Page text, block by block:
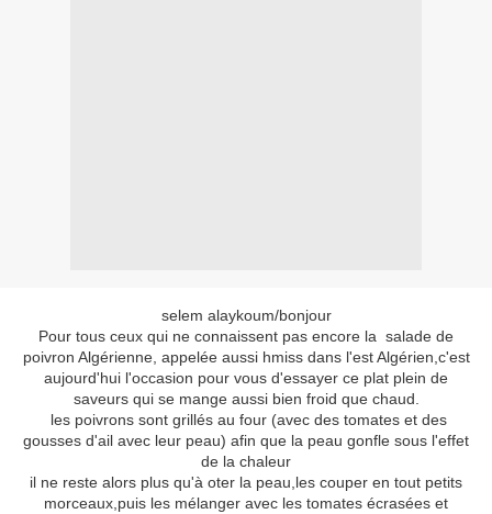
selem alaykoum/bonjour
Pour tous ceux qui ne connaissent pas encore la salade de
poivron Algérienne, appelée aussi hmiss dans l'est Algérien,c'est
aujourd'hui l'occasion pour vous d'essayer ce plat plein de
saveurs qui se mange aussi bien froid que chaud.
les poivrons sont grillés au four (avec des tomates et des
gousses d'ail avec leur peau) afin que la peau gonfle sous l'effet
de la chaleur
il ne reste alors plus qu'à oter la peau,les couper en tout petits
morceaux,puis les mélanger avec les tomates écrasées et